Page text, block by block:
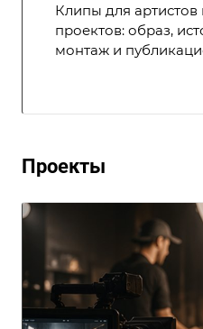
Клипы для
проектов: образ,
монтаж и
Проекты